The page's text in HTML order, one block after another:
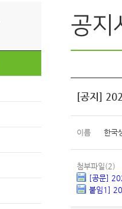
공지
[공지]
이름 한국
첨부파일(2)
[공문]
붙임1]